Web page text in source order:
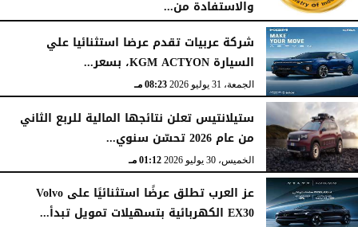
والاستفادة من...
السبت، 1 أغسطس 2026
شركة عربيات تقدم عرضا استثنائيا علي
السيارة KGM ACTYON، بسعر...
الجمعة، 31 يوليو 2026 08:23 مـ
ستيلانتيس تعلن نتائجها المالية للربع الثاني
من عام 2026 تحسّن سنوي...
الخميس، 30 يوليو 2026 01:12 مـ
عز العرب تطلق عرضًا استثنائيًا على Volvo
EX30 الكهربائية بتسهيلات تمويل تبدأ...